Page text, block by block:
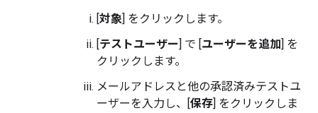
対象 ] をクリックします。
テストユーザー ] で [ ユーザーを追加 ] を
クリックします。
メールアドレスと他の承認済みテストユ
ーザーを入力し、[ 保存 ] をクリックしま